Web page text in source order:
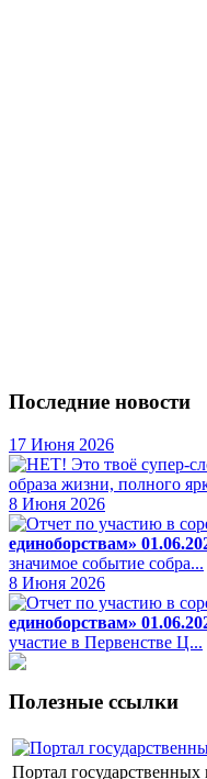
Последние новости
17 Июня 2026
образа жизни, полного
8 Июня 2026
единоборствам»
значимое событие собра...
8 Июня 2026
единоборствам»
участие в Первенстве Ц...
Полезные ссылки
Портал